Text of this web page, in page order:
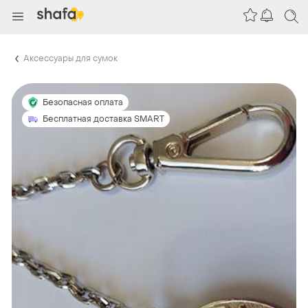
Аксессуары для сумок
Безопасная оплата
Бесплатная доставка SMART